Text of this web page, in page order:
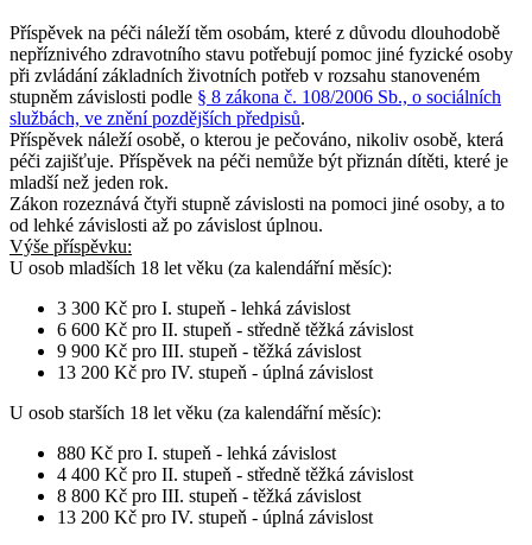
Příspěvek na péči náleží těm osobám, které z důvodu dlouhodobě
nepříznivého zdravotního stavu potřebují pomoc jiné fyzické osoby
při zvládání základních životních potřeb v rozsahu stanoveném
stupněm závislosti podle § 8 zákona č. 108/2006 Sb., o sociálních
službách, ve znění pozdějších předpisů.
Příspěvek náleží osobě, o kterou je pečováno, nikoliv osobě, která
péči zajišťuje. Příspěvek na péči nemůže být přiznán dítěti, které je
mladší než jeden rok.
Zákon rozeznává čtyři stupně závislosti na pomoci jiné osoby, a to
od lehké závislosti až po závislost úplnou.
Výše příspěvku:
U osob mladších 18 let věku (za kalendářní měsíc):
3 300 Kč pro I. stupeň - lehká závislost
6 600 Kč pro II. stupeň - středně těžká závislost
9 900 Kč pro III. stupeň - těžká závislost
13 200 Kč pro IV. stupeň - úplná závislost
U osob starších 18 let věku (za kalendářní měsíc):
880 Kč pro I. stupeň - lehká závislost
4 400 Kč pro II. stupeň - středně těžká závislost
8 800 Kč pro III. stupeň - těžká závislost
13 200 Kč pro IV. stupeň - úplná závislost